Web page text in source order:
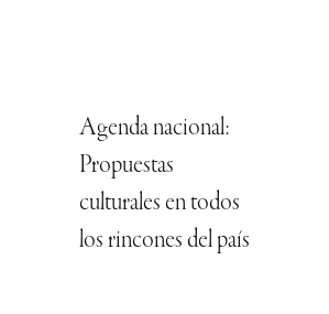
Agenda nacional:
Propuestas
culturales en todos
los rincones del país